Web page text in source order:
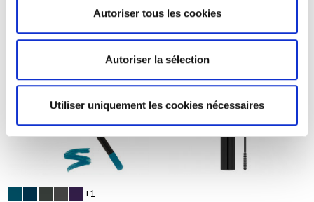
Autoriser tous les cookies
Autoriser la sélection
Utiliser uniquement les cookies nécessaires
+1